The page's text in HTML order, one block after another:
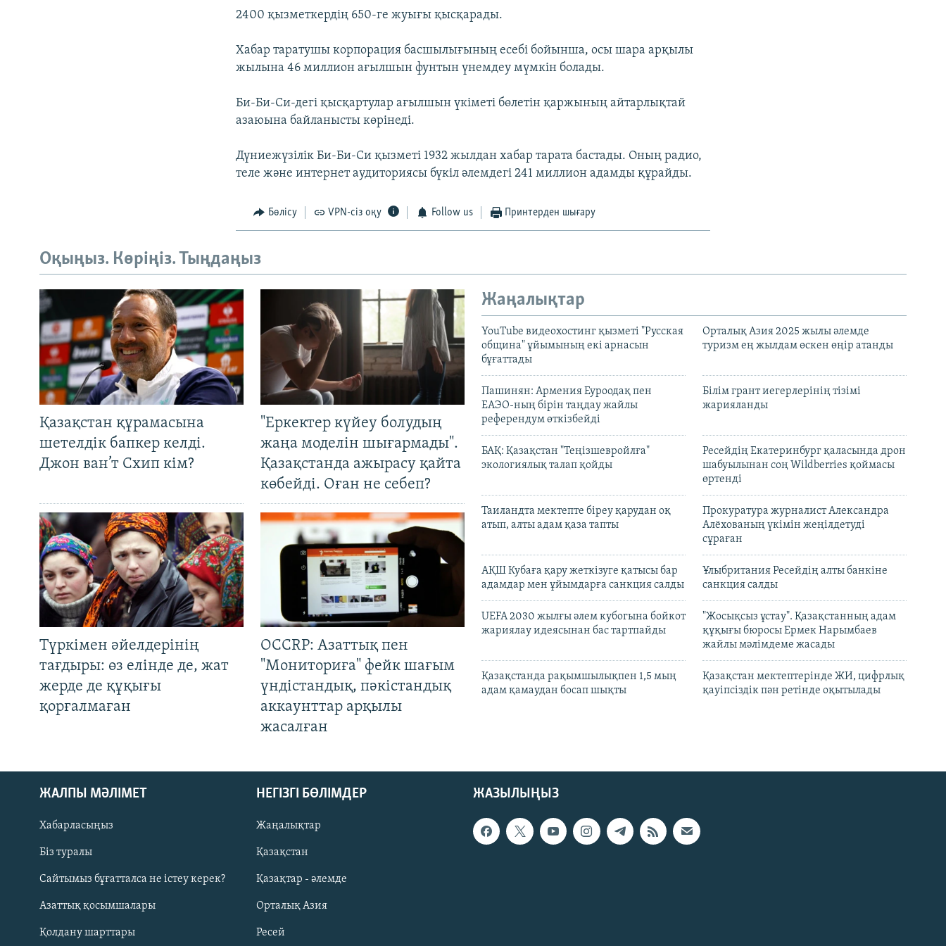
Русский
ЖАЗЫЛЫҢЫЗ
2400 қызметкердің 650-ге жуығы қысқарады.
Хабар таратушы корпорация басшылығының есебі бойынша, осы шара арқылы
жылына 46 миллион ағылшын фунтын үнемдеу мүмкін болады.
Би-Би-Си-дегі қысқартулар ағылшын үкіметі бөлетін қаржының айтарлықтай
азаюына байланысты көрінеді.
Дүниежүзілік Би-Би-Си қызметі 1932 жылдан хабар тарата бастады. Оның радио,
теле және интернет аудиториясы бүкіл әлемдегі 241 миллион адамды құрайды.
Бөлісу VPN-сіз оқу Follow us Принтерден шығару
Оқыңыз. Көріңіз. Тыңдаңыз
Қазақстан құрамасына
шетелдік бапкер келді.
Джон ван’т Схип кім?
"Еркектер күйеу болудың
жаңа моделін шығармады".
Қазақстанда ажырасу қайта
көбейді. Оған не себеп?
Түркімен әйелдерінің
тағдыры: өз елінде де, жат
жерде де құқығы
қорғалмаған
OCCRP: Азаттық пен
"Мониториға" фейк шағым
үндістандық, пәкістандық
аккаунттар арқылы
жасалған
Жаңалықтар
YouTube видеохостинг қызметі "Русская
община" ұйымының екі арнасын
бұғаттады
Орталық Азия 2025 жылы әлемде
туризм ең жылдам өскен өңір атанды
Пашинян: Армения Еуроодақ пен
ЕАЭО-ның бірін таңдау жайлы
референдум өткізбейді
Білім грант иегерлерінің тізімі
жарияланды
БАҚ: Қазақстан "Теңізшевройлға"
экологиялық талап қойды
Ресейдің Екатеринбург қаласында дрон
шабуылынан соң Wildberries қоймасы
өртенді
Таиландта мектепте біреу қарудан оқ
атып, алты адам қаза тапты
Прокуратура журналист Александра
Алёхованың үкімін жеңілдетуді
сұраған
АҚШ Кубаға қару жеткізуге қатысы бар
адамдар мен ұйымдарға санкция салды
Ұлыбритания Ресейдің алты банкіне
санкция салды
UEFA 2030 жылғы әлем кубогына бойкот
жариялау идеясынан бас тартпайды
"Жосықсыз ұстау". Қазақстанның адам
құқығы бюросы Ермек Нарымбаев
жайлы мәлімдеме жасады
Қазақстанда рақымшылықпен 1,5 мың
адам қамаудан босап шықты
Қазақстан мектептерінде ЖИ, цифрлық
қауіпсіздік пән ретінде оқытылады
ЖАЗЫЛЫҢЫЗ
ЖАЛПЫ МӘЛІМЕТ
Хабарласыңыз
Біз туралы
Сайтымыз бұғатталса не істеу керек?
Азаттық қосымшалары
Қолдану шарттары
НЕГІЗГІ БӨЛІМДЕР
Жаңалықтар
Қазақстан
Қазақтар - әлемде
Орталық Азия
Ресей